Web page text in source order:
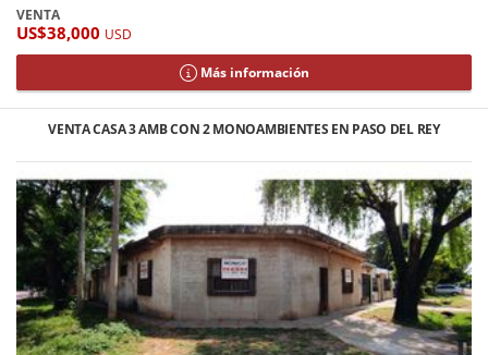
VENTA
US$38,000 USD
Más información
VENTA CASA 3 AMB CON 2 MONOAMBIENTES EN PASO DEL REY